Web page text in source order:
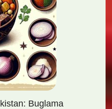
Buglama